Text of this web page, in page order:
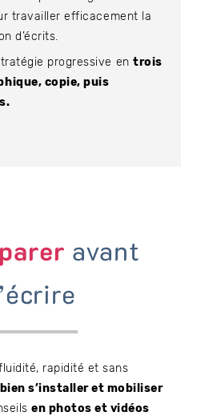
travailler efficacement la
d’écrits.
progressive entrois
copie, puis
avant
rapidité et sans
bien s’installer et mobiliser
en photos et vidéos